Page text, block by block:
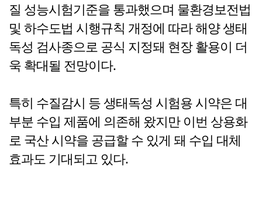
질 성능시험기준을 통과했으며 물환경보전법
및 하수도법 시행규칙 개정에 따라 해양 생태
독성 검사종으로 공식 지정돼 현장 활용이 더
욱 확대될 전망이다.
특히 수질감시 등 생태독성 시험용 시약은 대
부분 수입 제품에 의존해 왔지만 이번 상용화
로 국산 시약을 공급할 수 있게 돼 수입 대체
효과도 기대되고 있다.